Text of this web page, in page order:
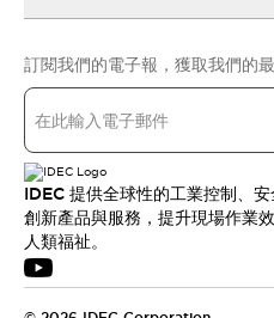
訂閱我們的電子報，獲取我們的
IDEC 提供全球性的工業控制、
創新產品與服務，提升現場作業
人類福祉。